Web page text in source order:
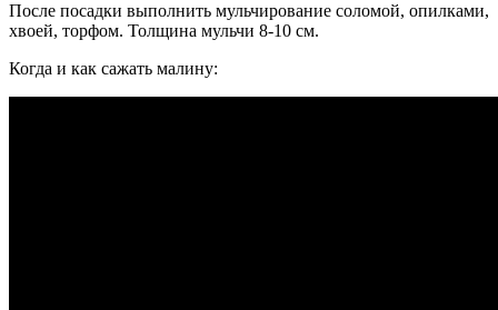
После посадки выполнить мульчирование соломой, опилками,
хвоей, торфом. Толщина мульчи 8-10 см.
Когда и как сажать малину: